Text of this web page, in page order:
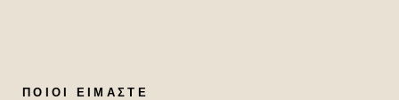
ΠΟΙΟΙ ΕΊΜΑΣΤΕ